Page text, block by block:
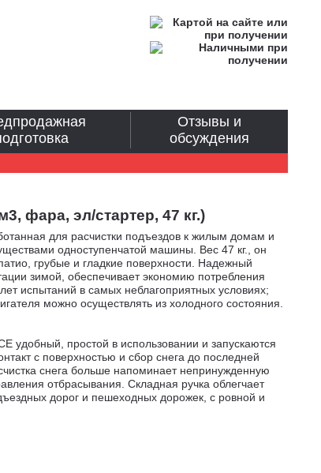
фара, эл/стартер, 47 кг.)
для расчистки подъездов к жилым домам и
одноступенчатой машины. Вес 47 кг., он
грубые и гладкие поверхности. Надежный
зимой, обеспечивает экономию потребления
испытаний в самых неблагоприятных условиях;
можно осуществлять из холодного состояния.
удобный, простой в использовании и запускаются
с поверхностью и сбор снега до последней
снега больше напоминает непринужденную
отбрасывания. Складная ручка облегчает
дорог и пешеходных дорожек, с ровной и
Отзывы и
обсуждения